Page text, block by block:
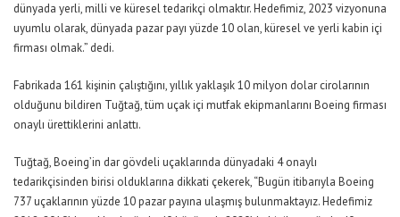
dünyada yerli, milli ve küresel tedarikçi olmaktır. Hedefimiz, 2023 vizyonuna
uyumlu olarak, dünyada pazar payı yüzde 10 olan, küresel ve yerli kabin içi
firması olmak.” dedi.
Fabrikada 161 kişinin çalıştığını, yıllık yaklaşık 10 milyon dolar cirolarının
olduğunu bildiren Tuğtağ, tüm uçak içi mutfak ekipmanlarını Boeing firması
onaylı ürettiklerini anlattı.
Tuğtağ, Boeing’in dar gövdeli uçaklarında dünyadaki 4 onaylı
tedarikçisinden birisi olduklarına dikkati çekerek, “Bugün itibarıyla Boeing
737 uçaklarının yüzde 10 pazar payına ulaşmış bulunmaktayız. Hedefimiz